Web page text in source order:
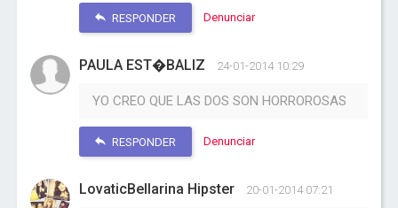
RESPONDER Denunciar
PAULA EST�BALIZ 24-01-2014 10:29
YO CREO QUE LAS DOS SON HORROROSAS
RESPONDER Denunciar
LovaticBellarina Hipster 20-01-2014 07:21